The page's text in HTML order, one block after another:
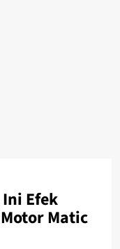
Efek
Matic